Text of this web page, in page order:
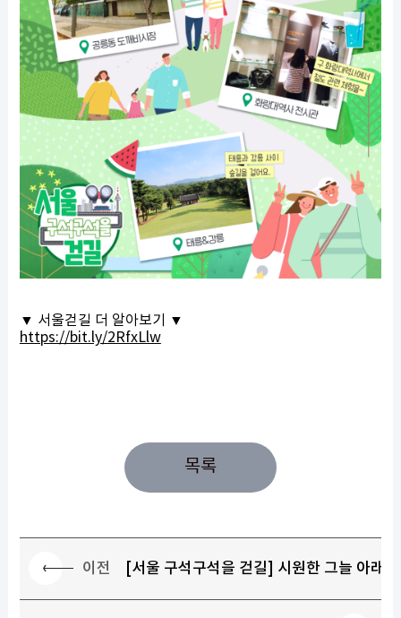
▼ 서울걷길 더 알아보기 ▼
https://bit.ly/2RfxLlw
목록
이전 [서울 구석구석을 걷길] 시원한 그늘 아래,